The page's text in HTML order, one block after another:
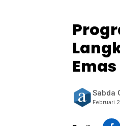
Sabda
Februari